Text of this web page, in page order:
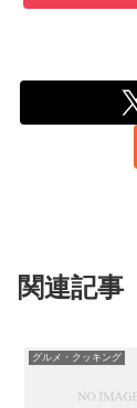
関連記事
グルメ・クッキング